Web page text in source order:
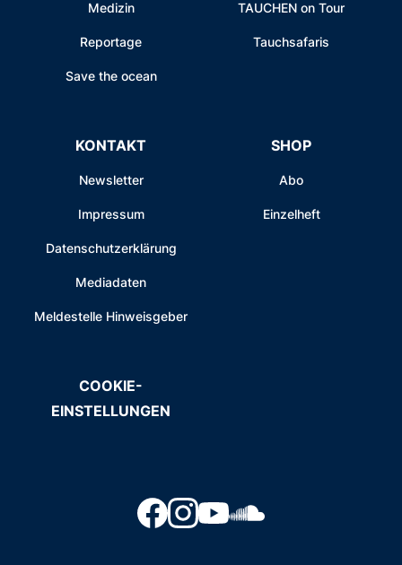
Medizin
Reportage
Save the ocean
TAUCHEN on Tour
Tauchsafaris
KONTAKT
Newsletter
Impressum
Datenschutzerklärung
Mediadaten
Meldestelle Hinweisgeber
SHOP
Abo
Einzelheft
COOKIE-
EINSTELLUNGEN